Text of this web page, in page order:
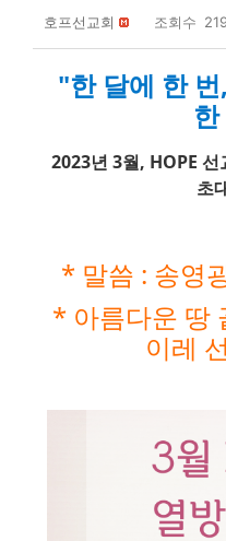
호프선교회 조회수
"한 달에 한
2023년 3월, HOPE
초
* 말씀 : 송영
* 아름다운 땅
이레